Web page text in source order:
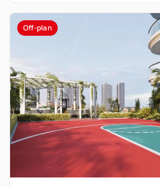
Off-plan